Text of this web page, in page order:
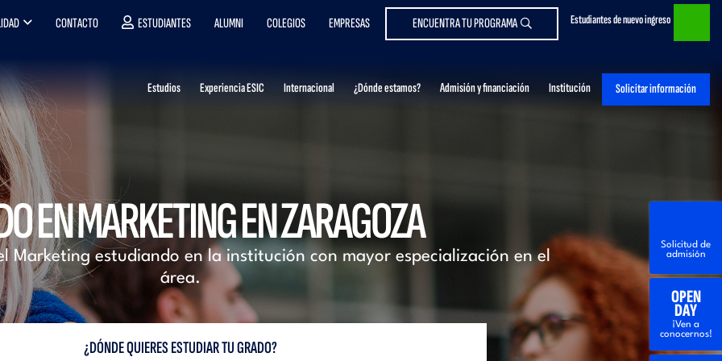
Estudiantes de nuevo ingreso
CONTACTO ESTUDIANTES ALUMNI COLEGIOS EMPRESAS ENCUENTRA TU PROGRAMA
Estudios Experiencia ESIC Internacional ¿Dónde estamos? Admisión y financiación Institución Solicitar información
EN MARKETING EN ZARAGOZA
Marketing estudiando en la institución con mayor especialización en el
área.
¿DÓNDE QUIERES ESTUDIAR TU GRADO?
Solicitud de
admisión
OPEN
DAY
¡Ven a
conocernos!